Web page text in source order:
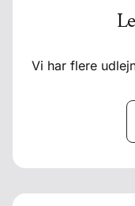
Vi har flere